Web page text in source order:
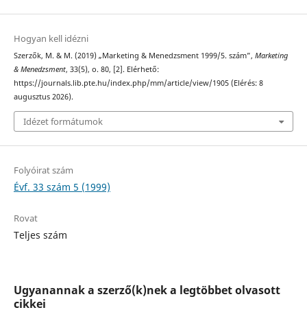
Hogyan kell idézni
Szerzők, M. & M. (2019) „Marketing & Menedzsment 1999/5. szám”, Marketing
& Menedzsment, 33(5), o. 80, [2]. Elérhető:
https://journals.lib.pte.hu/index.php/mm/article/view/1905 (Elérés: 8
augusztus 2026).
Idézet formátumok
Folyóirat szám
Évf. 33 szám 5 (1999)
Rovat
Teljes szám
Ugyanannak a szerző(k)nek a legtöbbet olvasott
cikkei